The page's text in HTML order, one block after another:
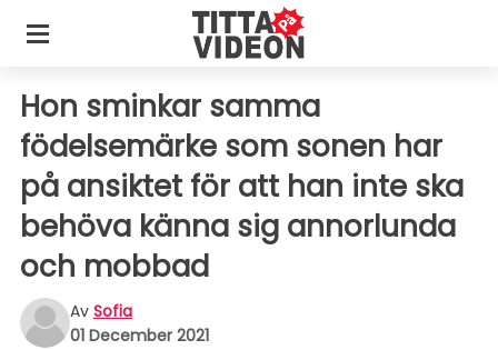
Hon sminkar samma
födelsemärke som sonen har
på ansiktet för att han inte ska
behöva känna sig annorlunda
och mobbad
Av Sofia
01 December 2021